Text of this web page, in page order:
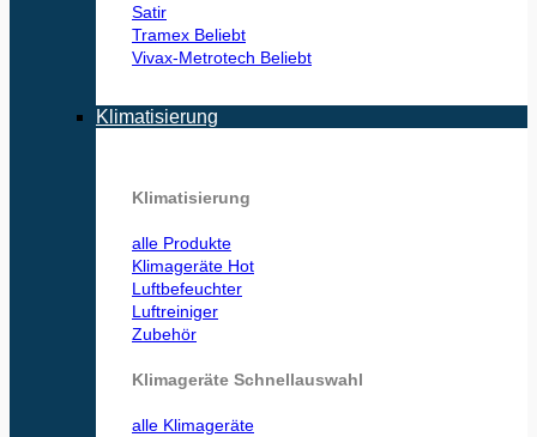
Satir
Tramex
Vivax-Metrotech
Klimatisierung
Klimatisierung
alle Produkte
Klimageräte
Luftbefeuchter
Luftreiniger
Zubehör
Klimageräte Schnellauswahl
alle Klimageräte